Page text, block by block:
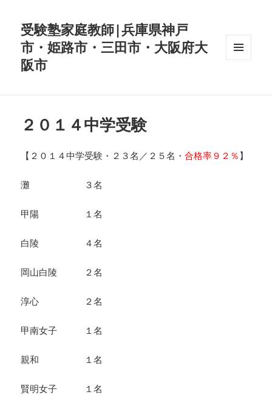
受験塾家庭教師|兵庫県神戸
市・姫路市・三田市・大阪府大
阪市
２０１４中学受験
【２０１４中学受験・２３名／２５名・合格率９２％ 】
灘 ３名
甲陽 １名
白陵 ４名
岡山白陵 ２名
淳心 ２名
甲南女子 １名
親和 １名
賢明女子 １名